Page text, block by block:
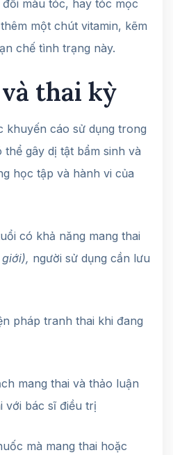
màu tóc, hay tóc mọc
một chút vitamin, kẽm
chế tình trạng này.
thai kỳ
khuyến cáo sử dụng trong
gây dị tật bẩm sinh và
học tập và hành vi của
có khả năng mang thai
người sử dụng cần lưu
pháp tranh thai khi đang
mang thai và thảo luận
với bác sĩ điều trị
mà mang thai hoặc